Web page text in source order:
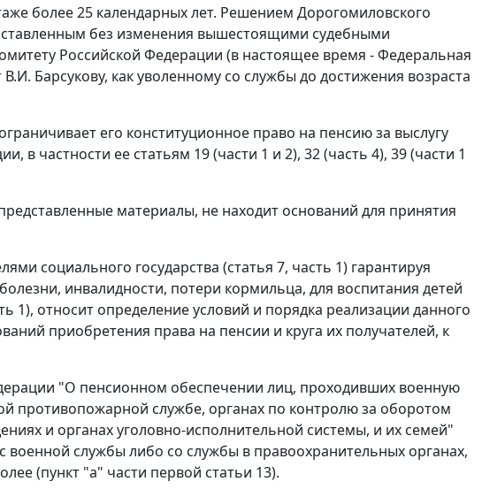
более 25 календарных лет. Решением Дорогомиловского
без изменения вышестоящими судебными
Российской Федерации (в настоящее время - Федеральная
Барсукову, как уволенному со службы до достижения возраста
его конституционное право на пенсию за выслугу
в частности ее статьям 19 (части 1 и 2), 32 (часть 4), 39 (части 1
материалы, не находит оснований для принятия
социального государства (статья 7, часть 1) гарантируя
инвалидности, потери кормильца, для воспитания детей
1), относит определение условий и порядка реализации данного
приобретения права на пенсии и круга их получателей, к
"О пенсионном обеспечении лиц, проходивших военную
противопожарной службе, органах по контролю за оборотом
и органах уголовно-исполнительной системы, и их семей"
военной службы либо со службы в правоохранительных органах,
(пункт "а" части первой статьи 13).